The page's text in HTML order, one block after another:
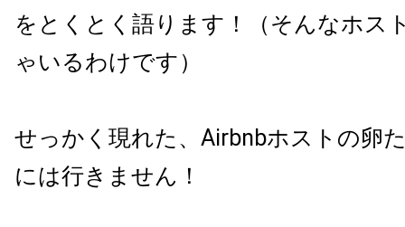
をとくとく語ります！（そんなホス
ゃいるわけです）
せっかく現れた、Airbnbホストの卵
には行きません！